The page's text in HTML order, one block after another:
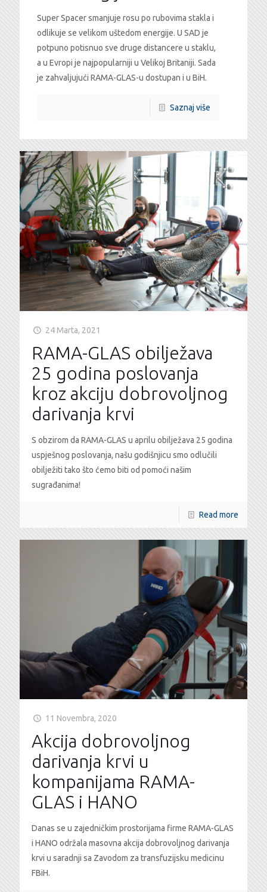
Super Spacer smanjuje rosu po rubovima stakla i
odlikuje se velikom uštedom energije. U SAD je
potpuno potisnuo sve druge distancere u staklu,
a u Evropi je najpopularniji u Velikoj Britaniji. Sada
je zahvaljujući RAMA-GLAS-u dostupan i u BiH.
Saznaj više
24 Marta, 2021
RAMA-GLAS obilježava
25 godina poslovanja
kroz akciju dobrovoljnog
darivanja krvi
S obzirom da RAMA-GLAS u aprilu obilježava 25 godina
uspješnog poslovanja, našu godišnjicu smo odlučili
obilježiti tako što ćemo biti od pomoći našim
sugrađanima!
Read more
11 Novembra, 2020
Akcija dobrovoljnog
darivanja krvi u
kompanijama RAMA-
GLAS i HANO
Danas se u zajedničkim prostorijama firme RAMA-GLAS
i HANO održala masovna akcija dobrovoljnog darivanja
krvi u saradnji sa Zavodom za transfuzijsku medicinu
FBiH.